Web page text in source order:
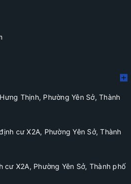
Thịnh, Phường Yên Sở, Thành
cư X2A, Phường Yên Sở, Thành
cư X2A, Phường Yên Sở, Thành phố